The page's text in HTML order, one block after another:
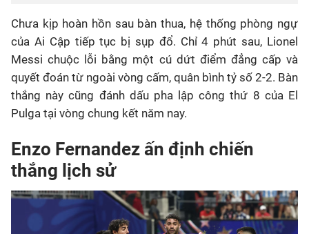
Chưa kịp hoàn hồn sau bàn thua, hệ thống phòng ngự
của Ai Cập tiếp tục bị sụp đổ. Chỉ 4 phút sau, Lionel
Messi chuộc lỗi bằng một cú dứt điểm đẳng cấp và
quyết đoán từ ngoài vòng cấm, quân bình tỷ số 2-2. Bàn
thắng này cũng đánh dấu pha lập công thứ 8 của El
Pulga tại vòng chung kết năm nay.
Enzo Fernandez ấn định chiến
thắng lịch sử